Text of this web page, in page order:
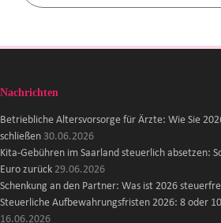
Nachrichten
Betriebliche Altersvorsorge für Ärzte: Wie Sie
schließen 30.06.2026
Kita-Gebühren im Saarland steuerlich absetzen:
Euro zurück 29.06.2026
Schenkung an den Partner: Was ist 2026
Steuerliche Aufbewahrungsfristen 2026: 8 oder
16.06.2026